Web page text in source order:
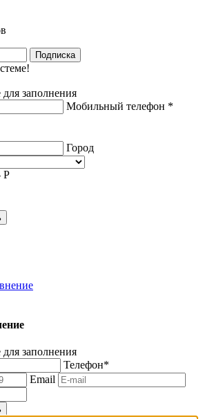
Подписка
заполнения
Мобильный телефон *
Город
Р
заполнения
Телефон*
Email